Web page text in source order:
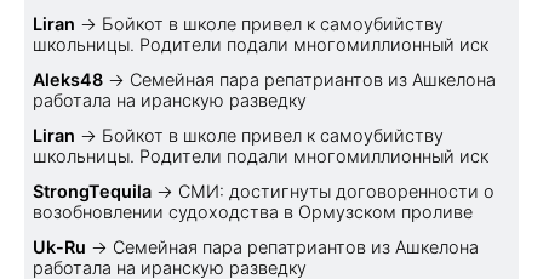
Liran → Бойкот в школе привел к самоубийству
школьницы. Родители подали многомиллионный иск
Aleks48 → Семейная пара репатриантов из Ашкелона
работала на иранскую разведку
Liran → Бойкот в школе привел к самоубийству
школьницы. Родители подали многомиллионный иск
StrongTequila → СМИ: достигнуты договоренности о
возобновлении судоходства в Ормузском проливе
Uk-Ru → Семейная пара репатриантов из Ашкелона
работала на иранскую разведку